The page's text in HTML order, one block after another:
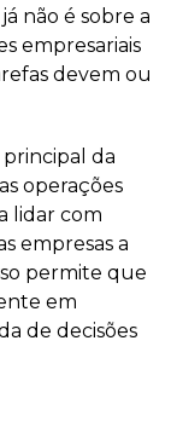
não é sobre a
empresariais
devem ou
da
operações
lidar com
empresas a
permite que
em
de decisões